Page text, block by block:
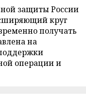
защиты России
круг
получать
на
операции и